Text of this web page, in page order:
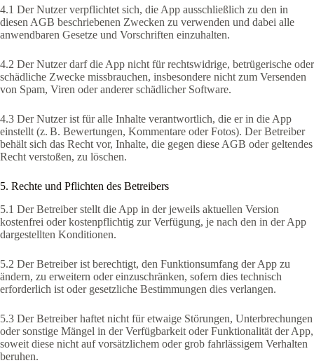
4.1 Der Nutzer verpflichtet sich, die App ausschließlich zu den in
diesen AGB beschriebenen Zwecken zu verwenden und dabei alle
anwendbaren Gesetze und Vorschriften einzuhalten.
4.2 Der Nutzer darf die App nicht für rechtswidrige, betrügerische oder
schädliche Zwecke missbrauchen, insbesondere nicht zum Versenden
von Spam, Viren oder anderer schädlicher Software.
4.3 Der Nutzer ist für alle Inhalte verantwortlich, die er in die App
einstellt (z. B. Bewertungen, Kommentare oder Fotos). Der Betreiber
behält sich das Recht vor, Inhalte, die gegen diese AGB oder geltendes
Recht verstoßen, zu löschen.
5. Rechte und Pflichten des Betreibers
5.1 Der Betreiber stellt die App in der jeweils aktuellen Version
kostenfrei oder kostenpflichtig zur Verfügung, je nach den in der App
dargestellten Konditionen.
5.2 Der Betreiber ist berechtigt, den Funktionsumfang der App zu
ändern, zu erweitern oder einzuschränken, sofern dies technisch
erforderlich ist oder gesetzliche Bestimmungen dies verlangen.
5.3 Der Betreiber haftet nicht für etwaige Störungen, Unterbrechungen
oder sonstige Mängel in der Verfügbarkeit oder Funktionalität der App,
soweit diese nicht auf vorsätzlichem oder grob fahrlässigem Verhalten
beruhen.